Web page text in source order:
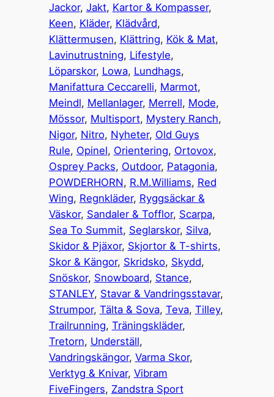
Jackor, Jakt, Kartor & Kompasser
Keen, Kläder, Klädvård
Klättermusen, Klättring, Kök & Mat
Lavinutrustning, Lifestyle
Löparskor, Lowa, Lundhags
Manifattura Ceccarelli, Marmot
Meindl, Mellanlager, Merrell, Mode
Mössor, Multisport, Mystery Ranch
Nigor, Nitro, Nyheter, Old Guys
Rule, Opinel, Orientering, Ortovox
Osprey Packs, Outdoor, Patagonia
POWDERHORN, R.M.Williams, Red
Wing, Regnkläder, Ryggsäckar &
Väskor, Sandaler & Tofflor, Scarpa
Sea To Summit, Seglarskor, Silva
Skidor & Pjäxor, Skjortor & T-shirts
Skor & Kängor, Skridsko, Skydd
Snöskor, Snowboard, Stance
STANLEY, Stavar & Vandringsstavar
Strumpor, Tälta & Sova, Teva, Tilley
Trailrunning, Träningskläder
Tretorn, Underställ
Vandringskängor, Varma Skor
Verktyg & Knivar, Vibram
FiveFingers, Zandstra Sport